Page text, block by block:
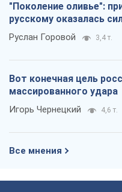
"Поколение оливье":
русскому оказалась
Руслан Горовой 3,4 т.
Вот конечная цель
массированного удара
Игорь Чернецкий 4,6 т.
Все мнения